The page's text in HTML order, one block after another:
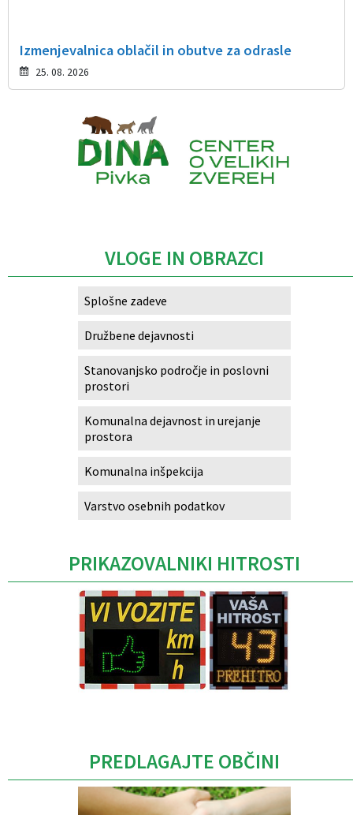
Izmenjevalnica oblačil in obutve za odrasle
25. 08. 2026
VLOGE IN OBRAZCI
Splošne zadeve
Družbene dejavnosti
Stanovanjsko področje in poslovni
prostori
Komunalna dejavnost in urejanje
prostora
Komunalna inšpekcija
Varstvo osebnih podatkov
PRIKAZOVALNIKI HITROSTI
PREDLAGAJTE OBČINI